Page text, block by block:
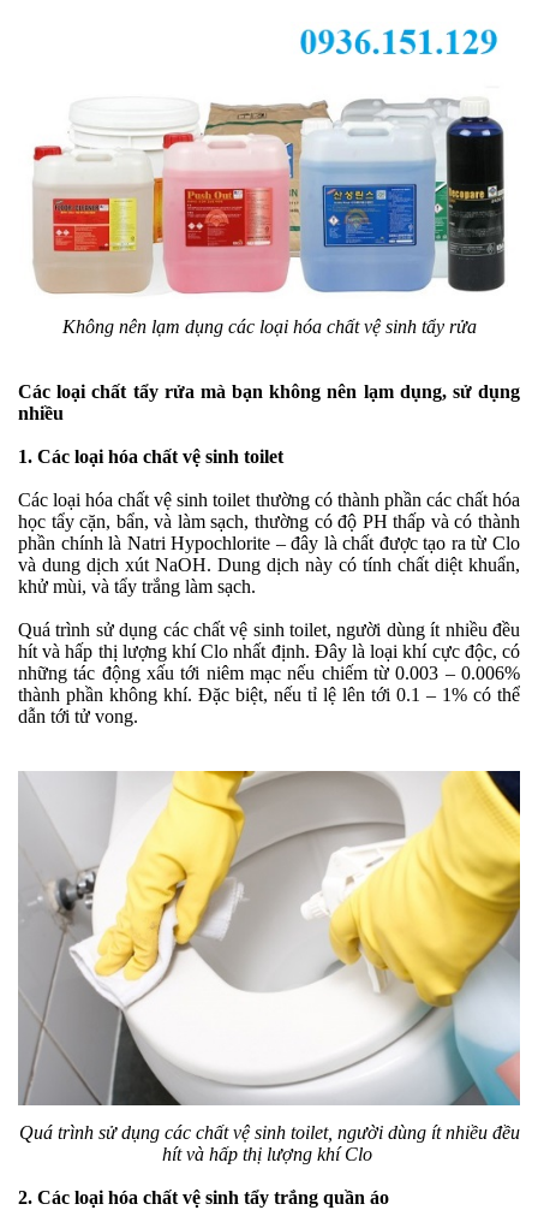
Không nên lạm dụng các loại hóa chất vệ sinh tẩy rửa
Các loại chất tẩy rửa mà bạn không nên lạm dụng, sử dụng
nhiều
1. Các loại hóa chất vệ sinh toilet
Các loại hóa chất vệ sinh toilet thường có thành phần các chất hóa
học tẩy cặn, bẩn, và làm sạch, thường có độ PH thấp và có thành
phần chính là Natri Hypochlorite – đây là chất được tạo ra từ Clo
và dung dịch xút NaOH. Dung dịch này có tính chất diệt khuẩn,
khử mùi, và tẩy trắng làm sạch.
Quá trình sử dụng các chất vệ sinh toilet, người dùng ít nhiều đều
hít và hấp thị lượng khí Clo nhất định. Đây là loại khí cực độc, có
những tác động xấu tới niêm mạc nếu chiếm từ 0.003 – 0.006%
thành phần không khí. Đặc biệt, nếu tỉ lệ lên tới 0.1 – 1% có thể
dẫn tới tử vong.
Quá trình sử dụng các chất vệ sinh toilet, người dùng ít nhiều đều
hít và hấp thị lượng khí Clo
2. Các loại hóa chất vệ sinh tẩy trắng quần áo